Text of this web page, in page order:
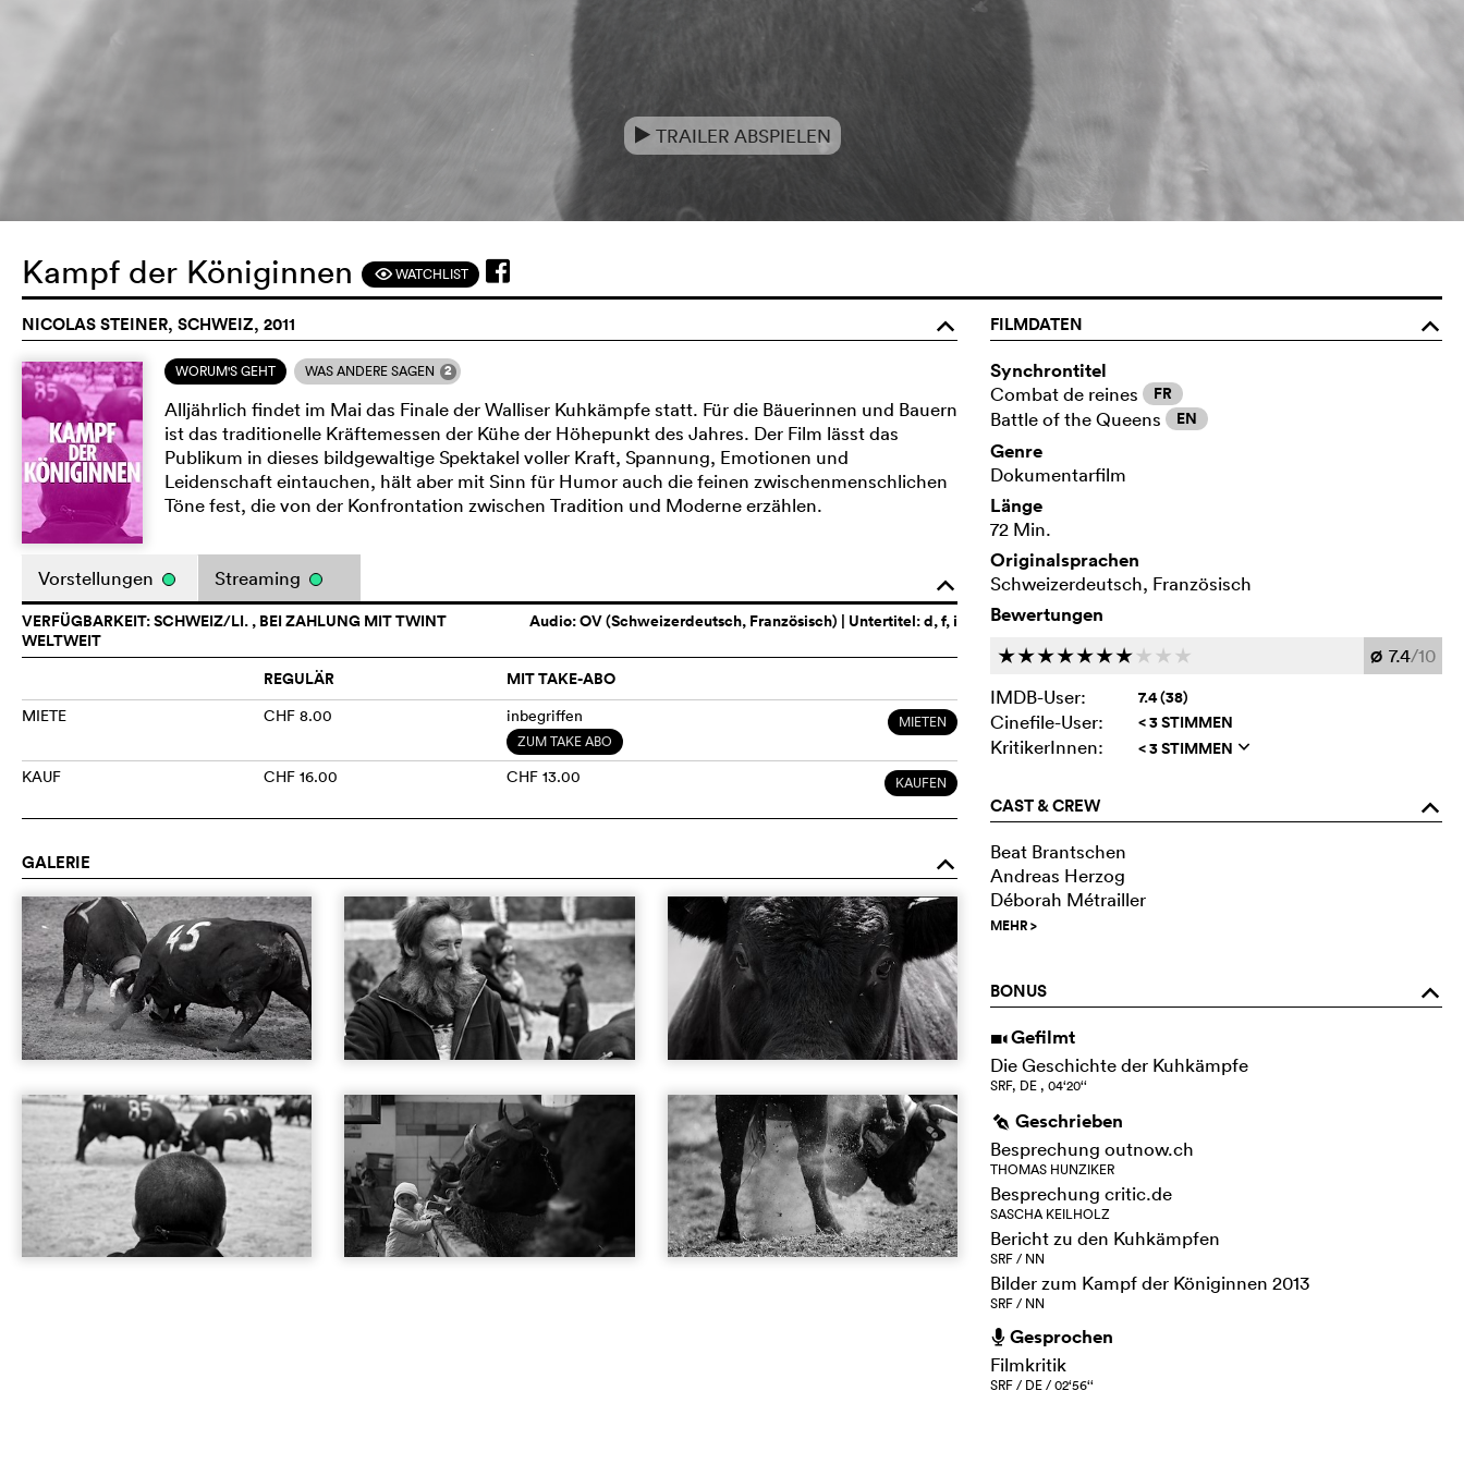
e TRAILER ABSPIELEN
Kampf der Königinnen FWATCHLIST
NICOLAS STEINER, SCHWEIZ, 2011 o
WORUM'S GEHT WAS ANDERE SAGEN 2
Alljährlich findet im Mai das Finale der Walliser Kuhkämpfe statt. Für die Bäuerinnen und Bauern
ist das traditionelle Kräftemessen der Kühe der Höhepunkt des Jahres. Der Film lässt das
Publikum in dieses bildgewaltige Spektakel voller Kraft, Spannung, Emotionen und
Leidenschaft eintauchen, hält aber mit Sinn für Humor auch die feinen zwischenmenschlichen
Töne fest, die von der Konfrontation zwischen Tradition und Moderne erzählen.
o
Vorstellungen Streaming
Audio:OV (Schweizerdeutsch, Französisch) | Untertitel: d, f, i
VERFÜGBARKEIT: SCHWEIZ/LI. , BEI ZAHLUNG MIT TWINT
WELTWEIT
REGULÄR
MIT TAKE-ABO
MIETE CHF 8.00 inbegriffen
ZUM TAKE ABO
MIETEN
KAUF CHF 16.00 CHF 13.00 KAUFEN
GALERIE o
FILMDATEN
o
Synchrontitel
Combat de reines FR
Battle of the Queens EN
Genre
Dokumentarfilm
Länge
72 Min.
Originalsprachen
Schweizerdeutsch, Französisch
Bewertungen
ccccccc c c c Ø 7.4/10
IMDB-User:
7.4 (38)
Cinefile-User: < 3 STIMMEN
KritikerInnen: < 3 STIMMEN q
CAST & CREW o
Beat Brantschen
Andreas Herzog
Déborah Métrailler
MEHR>
BONUS o
i Gefilmt
Die Geschichte der Kuhkämpfe
SRF, DE , 04‘20‘‘
g Geschrieben
Besprechung outnow.ch
THOMAS HUNZIKER
Besprechung critic.de
SASCHA KEILHOLZ
Bericht zu den Kuhkämpfen
SRF / NN
Bilder zum Kampf der Königinnen 2013
SRF / NN
h Gesprochen
Filmkritik
SRF / DE / 02‘56‘‘